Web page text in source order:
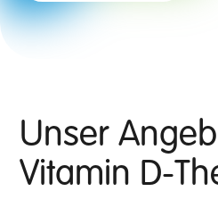
Unser
Vitamin D-